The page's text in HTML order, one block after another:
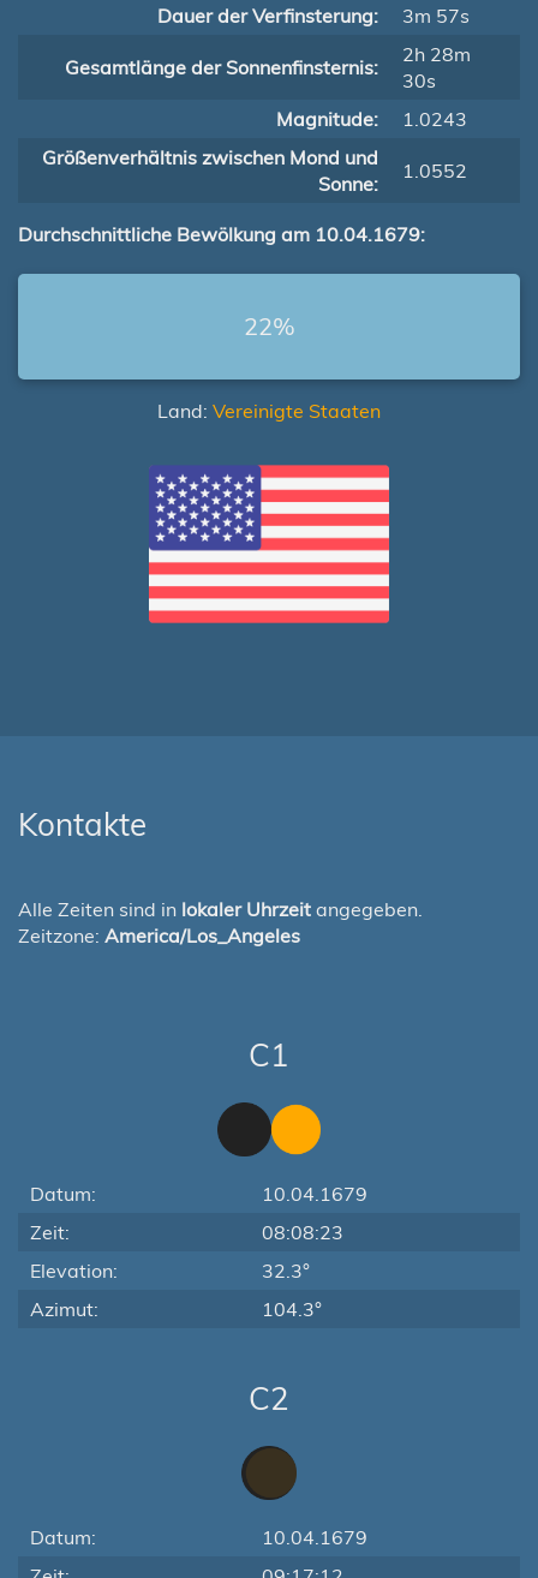
Dauer der Verfinsterung:
3m 57s
Gesamtlänge der Sonnenfinsternis:
2h 28m
30s
Magnitude:
1.0243
Größenverhältnis zwischen Mond und
Sonne:
1.0552
Durchschnittliche Bewölkung am 10.04.1679:
22%
Land: Vereinigte Staaten
Kontakte
Alle Zeiten sind in lokaler Uhrzeit angegeben.
Zeitzone: America/Los_Angeles
C1
Datum:
10.04.1679
Zeit:
08:08:23
Elevation:
32.3°
Azimut:
104.3°
C2
Datum:
10.04.1679